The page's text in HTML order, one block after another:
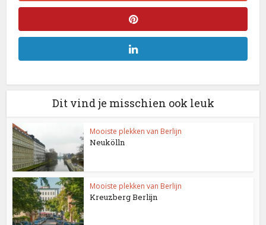
Dit vind je misschien ook leuk
Mooiste plekken van Berlijn
Neukölln
Mooiste plekken van Berlijn
Kreuzberg Berlijn